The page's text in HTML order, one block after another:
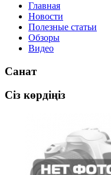
Главная
Новости
Полезные статьи
Обзоры
Видео
Санат
Сіз көрдіңіз